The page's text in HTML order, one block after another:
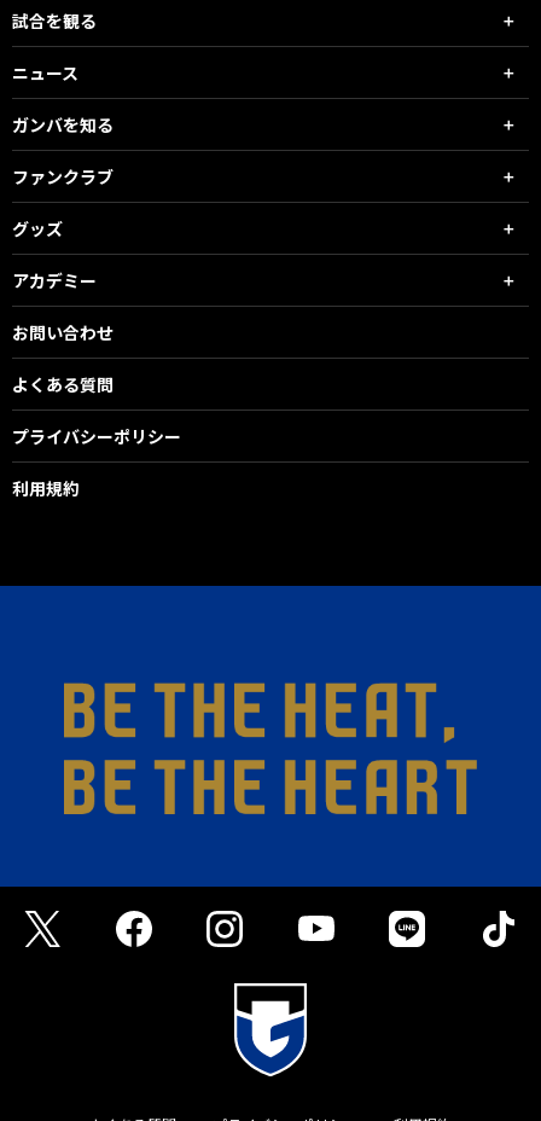
試合を観る
ニュース
ガンバを知る
ファンクラブ
グッズ
アカデミー
お問い合わせ
よくある質問
プライバシーポリシー
利用規約